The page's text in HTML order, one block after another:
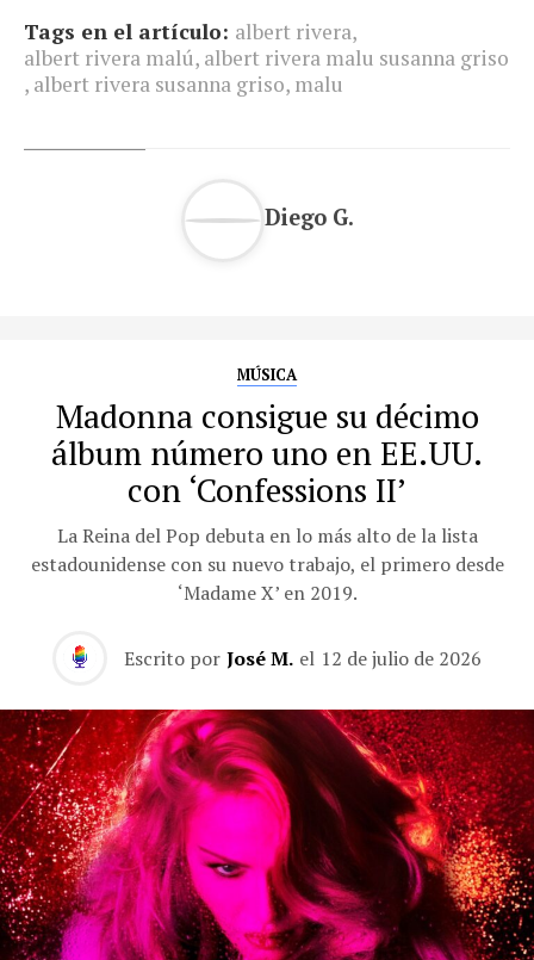
Tags en el artículo: albert rivera,
albert rivera malú, albert rivera malu susanna griso
, albert rivera susanna griso, malu
Diego G.
MÚSICA
Madonna consigue su décimo
álbum número uno en EE.UU.
con ‘Confessions II’
La Reina del Pop debuta en lo más alto de la lista
estadounidense con su nuevo trabajo, el primero desde
‘Madame X’ en 2019.
Escrito por José M. el 12 de julio de 2026